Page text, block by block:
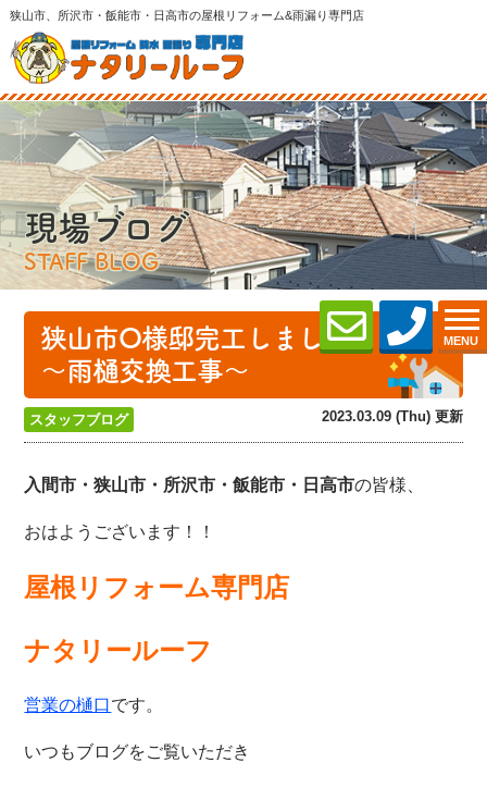
狭山市、所沢市・飯能市・日高市の屋根リフォーム&雨漏り専門店
MENU
現場ブログ
STAFF BLOG
狭山市O様邸完工しました！
～雨樋交換工事～
スタッフブログ 2023.03.09 (Thu) 更新
入間市・狭山市・所沢市・飯能市・日高市の皆様、
おはようございます！！
屋根リフォーム専門店
ナタリールーフ
営業の樋口です。
いつもブログをご覧いただき